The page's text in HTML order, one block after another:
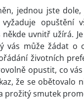
jednou jste
opuštění
uvnitř užírá.
vás může žádat o
životních
opustit, co
že se obětovalo
prožitý smutek